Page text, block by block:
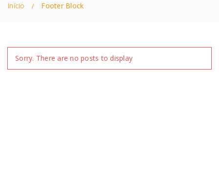
Início / Footer Block
Sorry. There are no posts to display